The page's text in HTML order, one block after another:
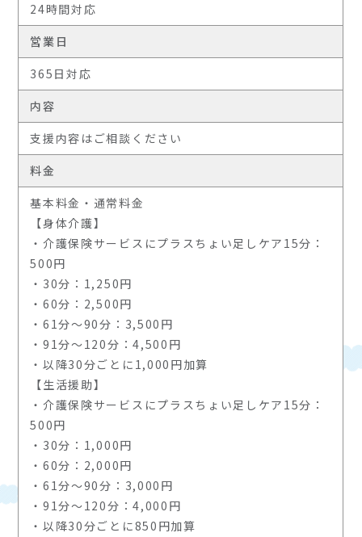
24時間対応
営業日
365日対応
内容
支援内容はご相談ください
料金
基本料金・通常料金
【身体介護】
・介護保険サービスにプラスちょい足しケア15分：
500円
・30分：1,250円
・60分：2,500円
・61分～90分：3,500円
・91分～120分：4,500円
・以降30分ごとに1,000円加算
【生活援助】
・介護保険サービスにプラスちょい足しケア15分：
500円
・30分：1,000円
・60分：2,000円
・61分～90分：3,000円
・91分～120分：4,000円
・以降30分ごとに850円加算